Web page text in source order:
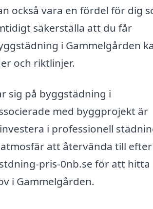
också vara en fördel för dig
säkerställa att du får
i Gammelgården
och riktlinjer.
sig på byggstädning i
med byggprojekt är
i professionell
att återvända till efter
pris-0nb.se för att
i Gammelgården.